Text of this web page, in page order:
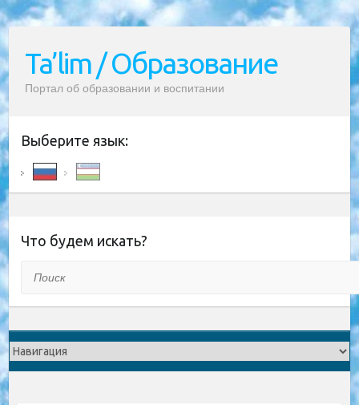
Ta’lim / Образование
Портал об образовании и воспитании
Выберите язык:
Что будем искать?